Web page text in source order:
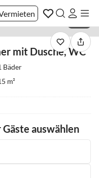
mit Dusche, WC
Bäder
m²
auswählen